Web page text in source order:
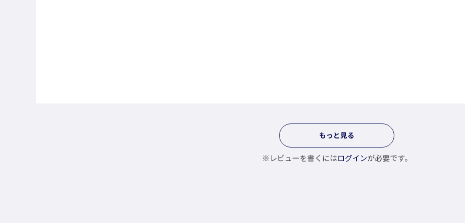
もっと見る
※レビューを書くにはログインが必要です。